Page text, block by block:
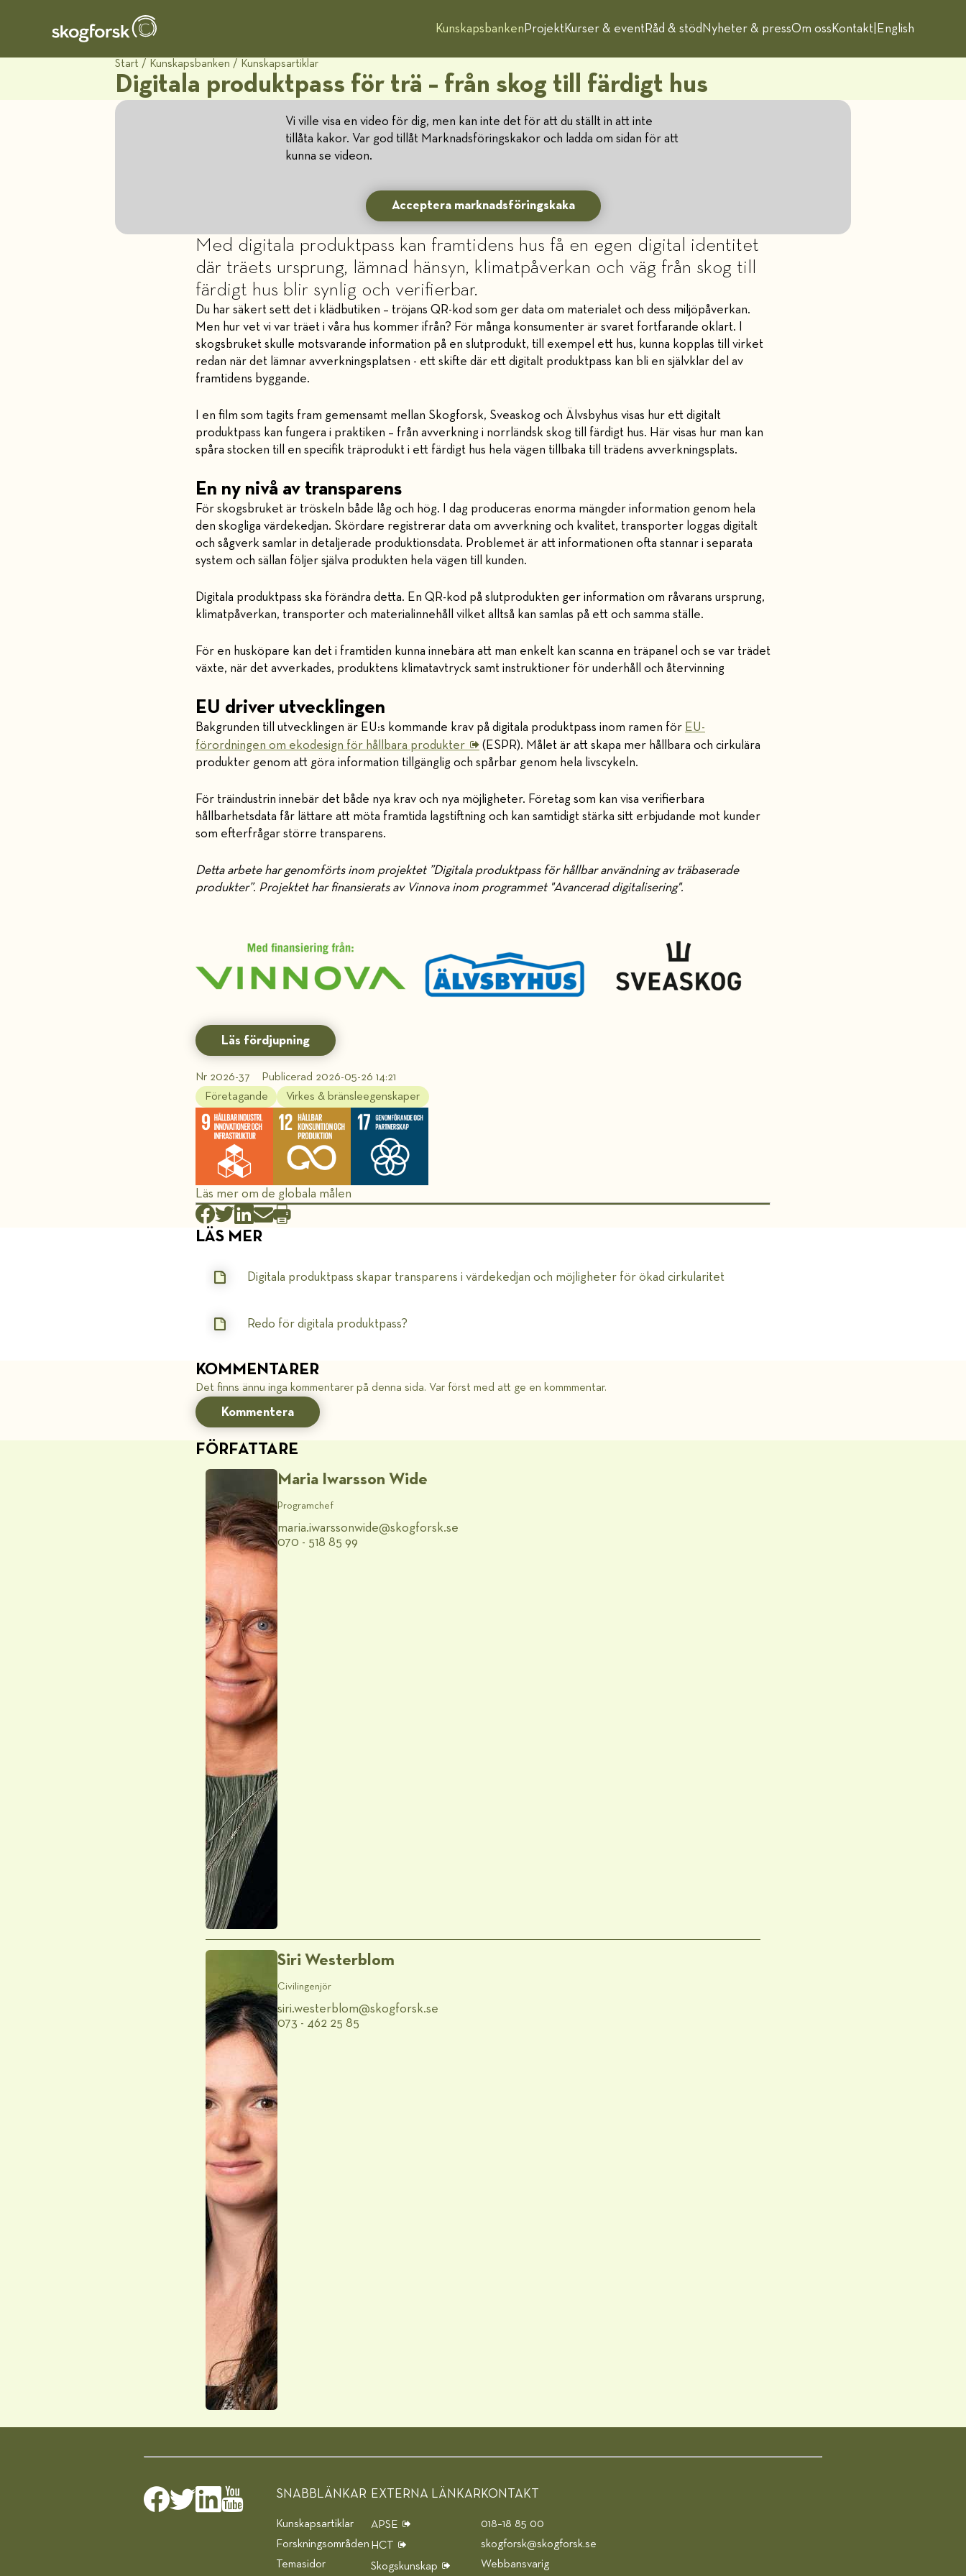
Kunskapsbanken ProjektKurser & eventRåd & stöd Nyheter & pressOm oss Kontakt English
Start / Kunskapsbanken / Kunskapsartiklar
Digitala produktpass för trä – från skog till färdigt hus
Vi ville visa en video för dig, men kan inte det för att du ställt in att inte
tillåta kakor. Var god tillåt Marknadsföringskakor och ladda om sidan för att
kunna se videon.
Acceptera marknadsföringskaka
Med digitala produktpass kan framtidens hus få en egen digital identitet
där träets ursprung, lämnad hänsyn, klimatpåverkan och väg från skog till
färdigt hus blir synlig och verifierbar.
Du har säkert sett det i klädbutiken – tröjans QR-kod som ger data om materialet och dess miljöpåverkan.
Men hur vet vi var träet i våra hus kommer ifrån? För många konsumenter är svaret fortfarande oklart. I
skogsbruket skulle motsvarande information på en slutprodukt, till exempel ett hus, kunna kopplas till virket
redan när det lämnar avverkningsplatsen - ett skifte där ett digitalt produktpass kan bli en självklar del av
framtidens byggande.
I en film som tagits fram gemensamt mellan Skogforsk, Sveaskog och Älvsbyhus visas hur ett digitalt
produktpass kan fungera i praktiken – från avverkning i norrländsk skog till färdigt hus. Här visas hur man kan
spåra stocken till en specifik träprodukt i ett färdigt hus hela vägen tillbaka till trädens avverkningsplats.
En ny nivå av transparens
För skogsbruket är tröskeln både låg och hög. I dag produceras enorma mängder information genom hela
den skogliga värdekedjan. Skördare registrerar data om avverkning och kvalitet, transporter loggas digitalt
och sågverk samlar in detaljerade produktionsdata. Problemet är att informationen ofta stannar i separata
system och sällan följer själva produkten hela vägen till kunden.
Digitala produktpass ska förändra detta. En QR-kod på slutprodukten ger information om råvarans ursprung,
klimatpåverkan, transporter och materialinnehåll vilket alltså kan samlas på ett och samma ställe.
För en husköpare kan det i framtiden kunna innebära att man enkelt kan scanna en träpanel och se var trädet
växte, när det avverkades, produktens klimatavtryck samt instruktioner för underhåll och återvinning
EU driver utvecklingen
Bakgrunden till utvecklingen är EU:s kommande krav på digitala produktpass inom ramen för EU-
förordningen om ekodesign för hållbara produkter
(ESPR). Målet är att skapa mer hållbara och cirkulära
produkter genom att göra information tillgänglig och spårbar genom hela livscykeln.
För träindustrin innebär det både nya krav och nya möjligheter. Företag som kan visa verifierbara
hållbarhetsdata får lättare att möta framtida lagstiftning och kan samtidigt stärka sitt erbjudande mot kunder
som efterfrågar större transparens.
Detta arbete har genomförts inom projektet ”Digitala produktpass för hållbar användning av träbaserade
produkter”. Projektet har finansierats av Vinnova inom programmet "Avancerad digitalisering".
Läs fördjupning
Nr 2026-37
Publicerad 2026-05-26 14:21
Företagande
Virkes & bränsleegenskaper
Läs mer om de globala målen
LÄS MER
Digitala produktpass skapar transparens i värdekedjan och möjligheter för ökad cirkularitet
Redo för digitala produktpass?
KOMMENTARER
Det finns ännu inga kommentarer på denna sida. Var först med att ge en kommmentar.
Kommentera
FÖRFATTARE
Maria Iwarsson Wide
Programchef
maria.iwarssonwide@​skogforsk.se
070 - 518 85 99
Siri Westerblom
Civilingenjör
siri.westerblom@​skogforsk.se
073 - 462 25 85
SNABBLÄNKAR
Kunskapsartiklar
Forskningsområden
Temasidor
EXTERNA LÄNKAR
APSE
HCT
Skogskunskap
KONTAKT
018–18 85 00
skogforsk@skogforsk.se
Webbansvarig